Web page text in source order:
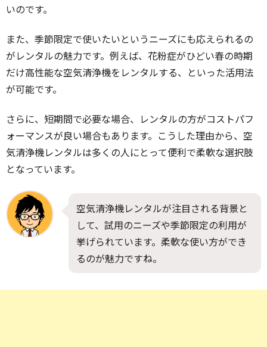
いのです。
また、季節限定で使いたいというニーズにも応えられるの
がレンタルの魅力です。例えば、花粉症がひどい春の時期
だけ高性能な空気清浄機をレンタルする、といった活用法
が可能です。
さらに、短期間で必要な場合、レンタルの方がコストパフ
ォーマンスが良い場合もあります。こうした理由から、空
気清浄機レンタルは多くの人にとって便利で柔軟な選択肢
となっています。
空気清浄機レンタルが注目される背景と
して、試用のニーズや季節限定の利用が
挙げられています。柔軟な使い方ができ
るのが魅力ですね。